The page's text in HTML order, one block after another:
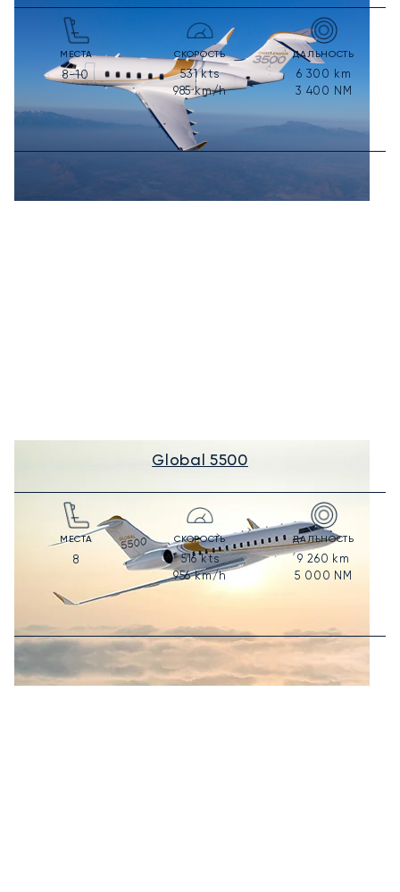
МЕСТА
8-10
СКОРОСТЬ
531kts
985km/h
ДАЛЬНОСТЬ
6 300 km
3 400 NM
Global 5500
МЕСТА
8
СКОРОСТЬ
516kts
956km/h
ДАЛЬНОСТЬ
9 260 km
5 000 NM